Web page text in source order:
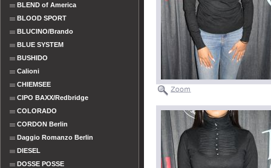
BLEND of America
BLOOD SPORT
BLUCINO/Brando
BLUE SYSTEM
BUSHIDO
Calioni
CHIEMSEE
CIPO BAXX/Redbridge
COLORADO
CORDON Berlin
Daggio Romanzo Berlin
DIESEL
DOSSE POSSE